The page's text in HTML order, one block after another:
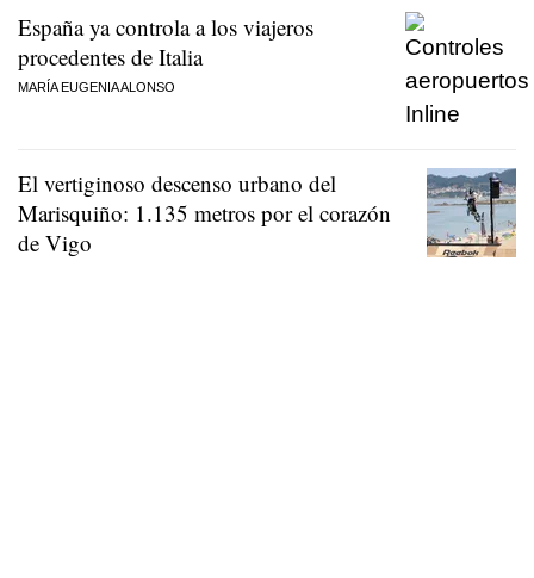
España ya controla a los viajeros
procedentes de Italia
MARÍA EUGENIA ALONSO
El vertiginoso descenso urbano del
Marisquiño: 1.135 metros por el corazón
de Vigo